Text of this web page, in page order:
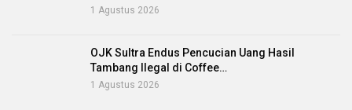
1 Agustus 2026
OJK Sultra Endus Pencucian Uang Hasil
Tambang Ilegal di Coffee…
1 Agustus 2026